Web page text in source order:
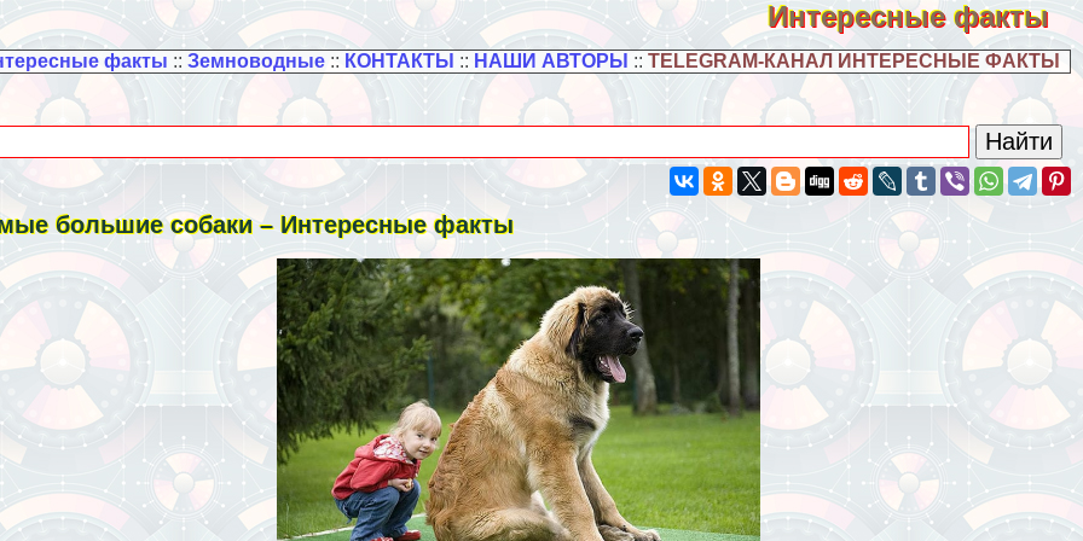
Интересные факты
факты :: Земноводные:: КОНТАКТЫ :: НАШИ АВТОРЫ :: TELEGRAM-КАНАЛ ИНТЕРЕСНЫЕ ФАКТЫ
большие собаки – Интересные факты